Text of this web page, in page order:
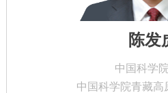
陈发
中国科学
中国科学院青藏高